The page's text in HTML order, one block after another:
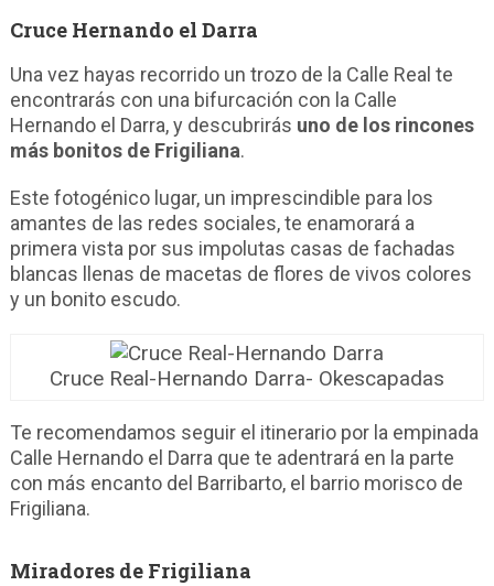
Cruce Hernando el Darra
Una vez hayas recorrido un trozo de la Calle Real te
encontrarás con una bifurcación con la Calle
Hernando el Darra, y descubrirás uno de los rincones
más bonitos de Frigiliana.
Este fotogénico lugar, un imprescindible para los
amantes de las redes sociales, te enamorará a
primera vista por sus impolutas casas de fachadas
blancas llenas de macetas de flores de vivos colores
y un bonito escudo.
Cruce Real-Hernando Darra- Okescapadas
Te recomendamos seguir el itinerario por la empinada
Calle Hernando el Darra que te adentrará en la parte
con más encanto del Barribarto, el barrio morisco de
Frigiliana.
Miradores de Frigiliana